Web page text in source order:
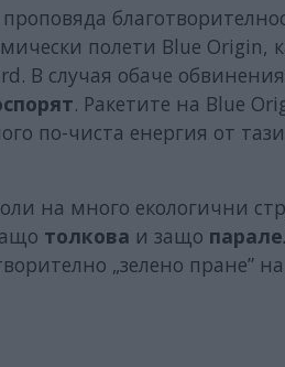
полети Blue Origin,
В случая обаче
. Ракетите на Blue
по-чиста енергия от
на много екологични
толкова и защо
„зелено пране”